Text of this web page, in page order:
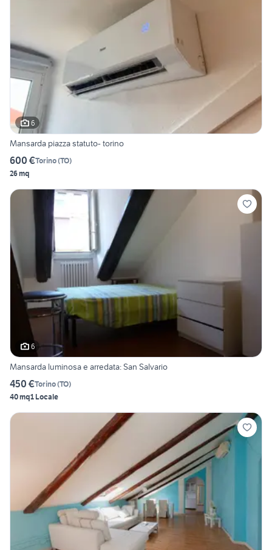
6
Mansarda piazza statuto- torino
600 €Torino(TO)
26 mq
6
Mansarda luminosa e arredata: San Salvario
450 €Torino(TO)
40 mq1 Locale